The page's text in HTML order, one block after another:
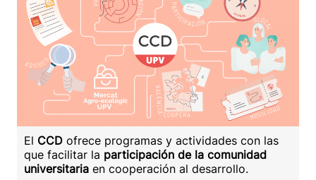
El CCD ofrece programas y actividades con las
que facilitar la participación de la comunidad
universitaria en cooperación al desarrollo.